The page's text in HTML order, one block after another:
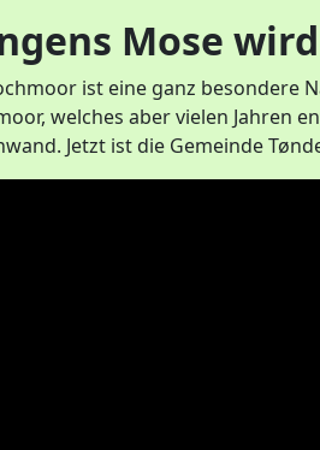
Mose
ist eine ganz besondere
welches aber vielen Jahren
Jetzt ist die Gemeinde